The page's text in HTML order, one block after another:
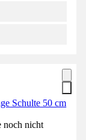
Schulte 50 cm
noch nicht